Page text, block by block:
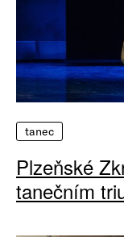
tanec
Plzeňské
tanečním